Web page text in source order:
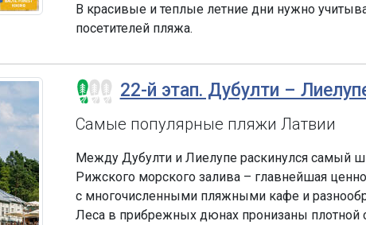
В красивые и теплые летние дни нужно
посетителей пляжа.
22-й этап. Дубулти –
Самые популярные пляжи Латвии
Между Дубулти и Лиелупе раскинулся самый
Рижского морского залива – главнейшая
с многочисленными пляжными кафе и
Леса в прибрежных дюнах пронизаны плотной